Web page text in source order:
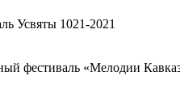
Усвяты 1021-2021
фестиваль «Мелодии